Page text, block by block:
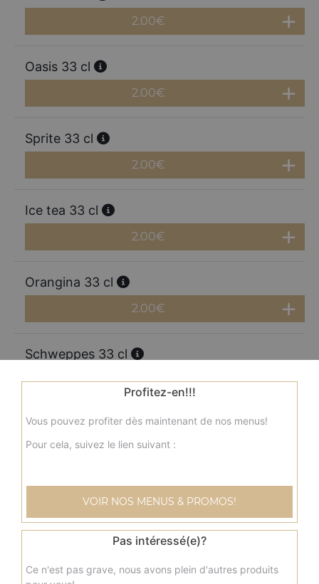
2.00€
Oasis 33 cl
2.00€
Sprite 33 cl
2.00€
Ice tea 33 cl
2.00€
Orangina 33 cl
2.00€
Schweppes 33 cl
2.00€
Perrier 33 cl
2.00 €
Coca cola 1.25l
3.50€
Coca zéro 1,25l
Profitez-en!!!
Vous pouvez profiter dès maintenant de nos menus!
Pour cela, suivez le lien suivant :
VOIR NOS MENUS & PROMOS!
Pas intéressé(e)?
Ce n'est pas grave, nous avons plein d'autres produits